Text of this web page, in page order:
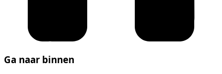
Ga naar binnen